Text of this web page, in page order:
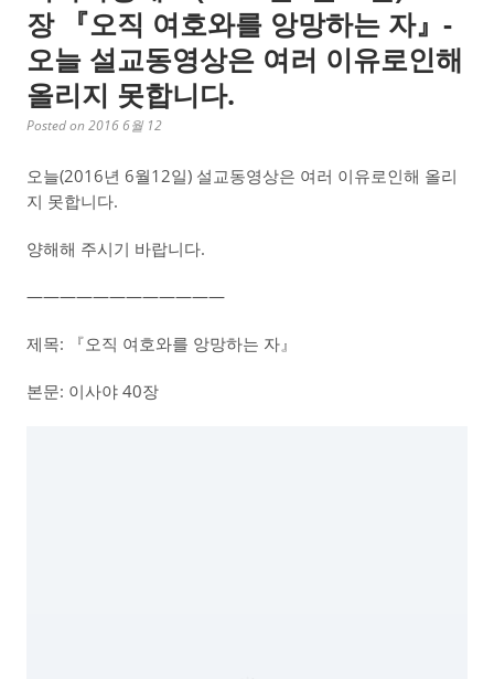
장 『오직 여호와를 앙망하는 자』-
오늘 설교동영상은 여러 이유로인해
올리지 못합니다.
Posted on 2016 6월 12
오늘(2016년 6월12일) 설교동영상은 여러 이유로인해 올리
지 못합니다.
양해해 주시기 바랍니다.
————————————
제목: 『오직 여호와를 앙망하는 자』
본문: 이사야 40장